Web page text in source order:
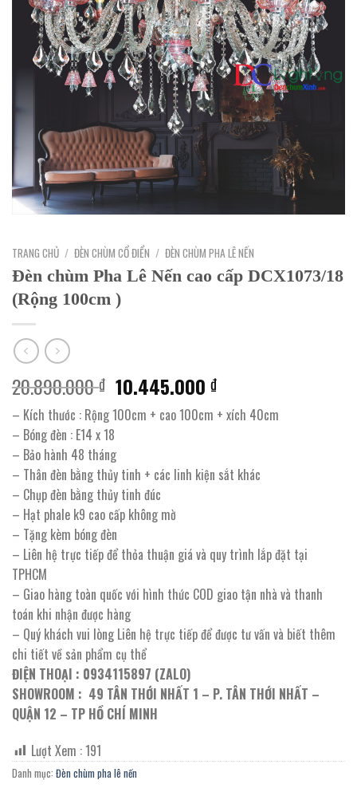
TRANG CHỦ / ĐÈN CHÙM CỔ ĐIỂN / ĐÈN CHÙM PHA LÊ NẾN
Đèn chùm Pha Lê Nến cao cấp DCX1073/18
(Rộng 100cm )
20.890.000₫ Giá
gốc
là:
10.445.000₫Giá
hiện
tại
10.445.000 ₫.
– Kích thước : Rộng 100cm + cao 100cm + xích 40cm
– Bóng đèn : E14 x 18
– Bảo hành 48 tháng
– Thân đèn bằng thủy tinh + các linh kiện sắt khác
– Chụp đèn bằng thủy tinh đúc
– Hạt phale k9 cao cấp không mờ
– Tặng kèm bóng đèn
– Liên hệ trực tiếp để thỏa thuận giá và quy trình lắp đặt tại
TPHCM
– Giao hàng toàn quốc với hình thức COD giao tận nhà và thanh
toán khi nhận được hàng
– Quý khách vui lòng Liên hệ trực tiếp để được tư vấn và biết thêm
chi tiết về sản phẩm cụ thể
ĐIỆN THOẠI : 0934115897 (ZALO)
SHOWROOM : 49 TÂN THỚI NHẤT 1 – P. TÂN THỚI NHẤT –
QUẬN 12 – TP HỒ CHÍ MINH
Lượt Xem :191
Danh mục: Đèn chùm pha lê nến